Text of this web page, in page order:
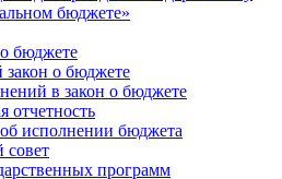
бюджете»
бюджете
о бюджете
в закон о бюджете
отчетность
исполнении бюджета
программ